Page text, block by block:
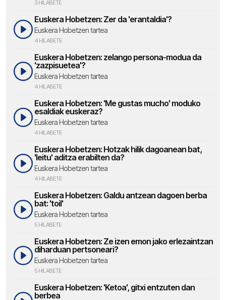
3 HILABETE
Euskera Hobetzen: Zer da 'erantaldia'?
Euskera Hobetzen tartea
4 HILABETE
Euskera Hobetzen: zelango persona-modua da
'zazpisuetea'?
Euskera Hobetzen tartea
4 HILABETE
Euskera Hobetzen: 'Me gustas mucho' moduko
esaldiak euskeraz?
Euskera Hobetzen tartea
4 HILABETE
Euskera Hobetzen: Hotzak hilik dagoanean bat,
'leitu' aditza erabilten da?
Euskera Hobetzen tartea
4 HILABETE
Euskera Hobetzen: Galdu antzean dagoen berba
bat: 'toil'
Euskera Hobetzen tartea
5 HILABETE
Euskera Hobetzen: Ze izen emon jako erlezaintzan
diharduan pertsoneari?
Euskera Hobetzen tartea
5 HILABETE
Euskera Hobetzen: 'Ketoa', gitxi entzuten dan
berbea